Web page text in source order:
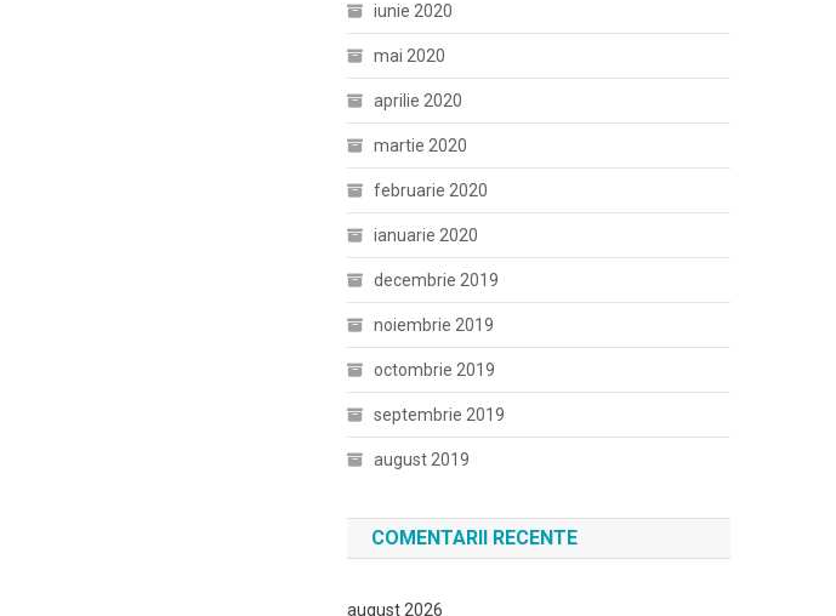
iunie 2020
mai 2020
aprilie 2020
martie 2020
februarie 2020
ianuarie 2020
decembrie 2019
noiembrie 2019
octombrie 2019
septembrie 2019
august 2019
COMENTARII RECENTE
august 2026